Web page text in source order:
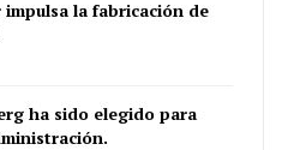
la fabricación de
ha sido elegido para